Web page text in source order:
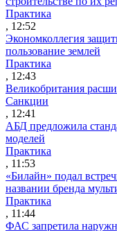
Практика
, 12:52
Экономколлегия
пользование землей
Практика
, 12:43
Великобритания
Санкции
, 12:41
АБД предложила
моделей
Практика
, 11:53
«Билайн» подал
названии бренда
Практика
, 11:44
ФАС запретила